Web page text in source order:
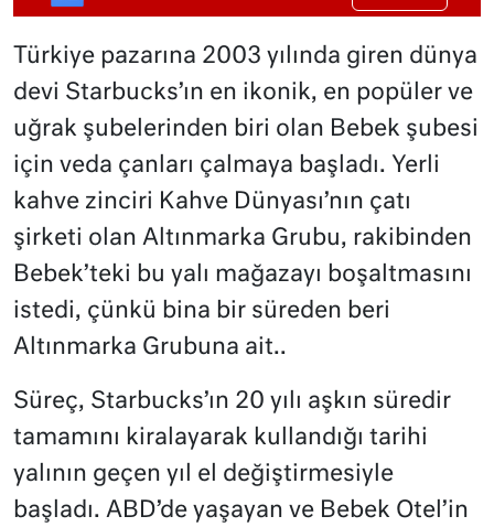
Türkiye pazarına 2003 yılında giren dünya
devi Starbucks’ın en ikonik, en popüler ve
uğrak şubelerinden biri olan Bebek şubesi
için veda çanları çalmaya başladı. Yerli
kahve zinciri Kahve Dünyası’nın çatı
şirketi olan Altınmarka Grubu, rakibinden
Bebek’teki bu yalı mağazayı boşaltmasını
istedi, çünkü bina bir süreden beri
Altınmarka Grubuna ait..
Süreç, Starbucks’ın 20 yılı aşkın süredir
tamamını kiralayarak kullandığı tarihi
yalının geçen yıl el değiştirmesiyle
başladı. ABD’de yaşayan ve Bebek Otel’in